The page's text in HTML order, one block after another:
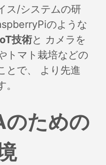
ス/システムの研
のような
技術と カメラを
トマト栽培などの
とで、 より先進
のための